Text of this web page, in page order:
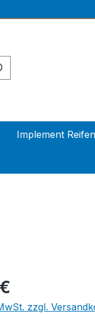
Implement Reifen
zzgl.